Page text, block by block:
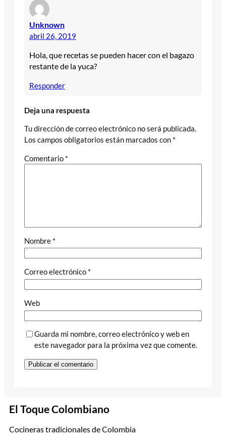
Unknown
abril 26, 2019
Hola, que recetas se pueden hacer con el bagazo
restante de la yuca?
Responder
Deja una respuesta
Tu dirección de correo electrónico no será publicada.
Los campos obligatorios están marcados con *
Comentario *
Nombre *
Correo electrónico *
Web
Guarda mi nombre, correo electrónico y web en
este navegador para la próxima vez que comente.
El Toque Colombiano
Cocineras tradicionales de Colombia